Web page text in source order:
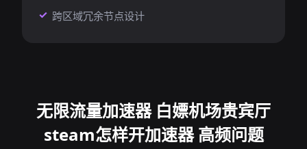
跨区域冗余节点设计
无限流量加速器 白嫖机场贵宾厅
steam怎样开加速器 高频问题